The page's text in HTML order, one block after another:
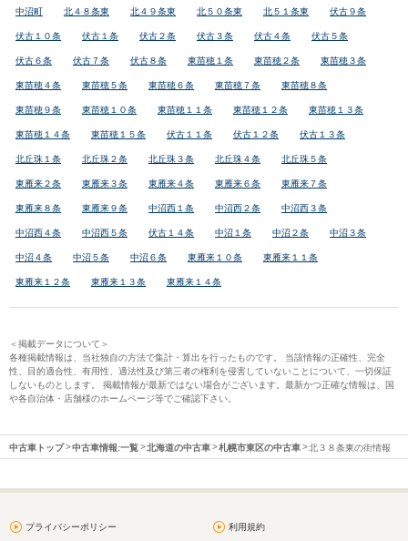
中沼町 北４８条東 北４９条東 北５０条東 北５１条東 伏古９条
伏古１０条 伏古１条 伏古２条 伏古３条 伏古４条 伏古５条
伏古６条 伏古７条 伏古８条 東苗穂１条 東苗穂２条 東苗穂３条
東苗穂４条 東苗穂５条 東苗穂６条 東苗穂７条 東苗穂８条
東苗穂９条 東苗穂１０条 東苗穂１１条 東苗穂１２条 東苗穂１３条
東苗穂１４条 東苗穂１５条 伏古１１条 伏古１２条 伏古１３条
北丘珠１条 北丘珠２条 北丘珠３条 北丘珠４条 北丘珠５条
東雁来２条 東雁来３条 東雁来４条 東雁来６条 東雁来７条
東雁来８条 東雁来９条 中沼西１条 中沼西２条 中沼西３条
中沼西４条 中沼西５条 伏古１４条 中沼１条 中沼２条 中沼３条
中沼４条 中沼５条 中沼６条 東雁来１０条 東雁来１１条
東雁来１２条 東雁来１３条 東雁来１４条
＜掲載データについて＞
各種掲載情報は、当社独自の方法で集計・算出を行ったものです。 当該情報の正確性、完全
性、目的適合性、有用性、適法性及び第三者の権利を侵害していないことについて、一切保証
しないものとします。 掲載情報が最新ではない場合がございます。最新かつ正確な情報は、国
や各自治体・店舗様のホームページ等でご確認下さい。
中古車トップ 中古車情報:一覧 北海道の中古車 札幌市東区の中古車 北３８条東の街情報
プライバシーポリシー 利用規約